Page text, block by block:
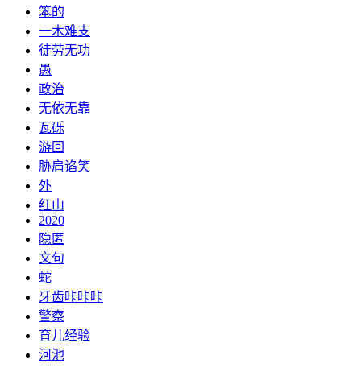
笨的
一木难支
徒劳无功
愚
政治
无依无靠
瓦砾
游回
胁肩谄笑
外
红山
2020
隐匿
文句
蛇
牙齿咔咔咔
警察
育儿经验
河池